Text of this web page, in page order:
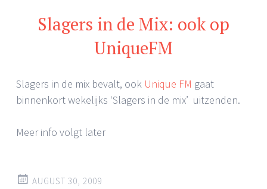
Slagers in de Mix: ook op
UniqueFM
Slagers in de mix bevalt, ook Unique FM gaat
binnenkort wekelijks ‘Slagers in de mix’ uitzenden.
Meer info volgt later
AUGUST 30, 2009